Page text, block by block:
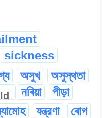
sickness
অসুখ
অসুস্থতা
নৰিয়া
পীড়া
যন্ত্রণা ৰোগ